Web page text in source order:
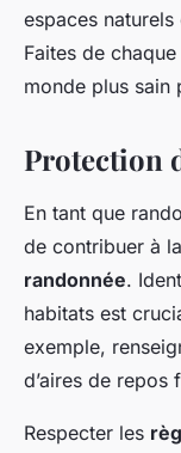
espaces
Faites de
monde plus sain
Protection
En tant que
de contribuer à la
randonnée.
habitats est
exemple,
d’aires de repos
Respecter les